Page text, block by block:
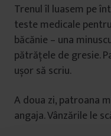
Trenul îl luasem pe
teste medicale
băcănie – una
pătrățele de gresie.
ușor să scriu.
A doua zi, patroana
angaja. Vânzările le